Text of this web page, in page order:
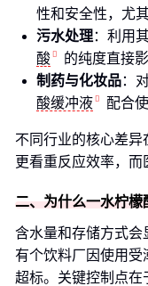
性和安全性，尤
污水处理：利用
酸
的纯度直接
制药与化妆品：
酸缓冲液
配合
不同行业的核心差
更看重反应效率，而
二、为什么一水柠檬
含水量和存储方式会
有个饮料厂因使用
超标。关键控制点在